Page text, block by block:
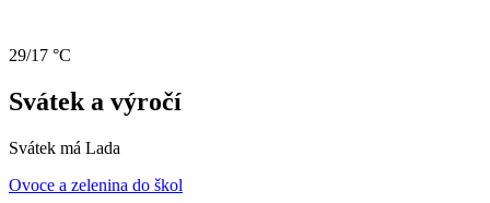
29/17 °C
Svátek a výročí
Svátek má Lada
Ovoce a zelenina do škol